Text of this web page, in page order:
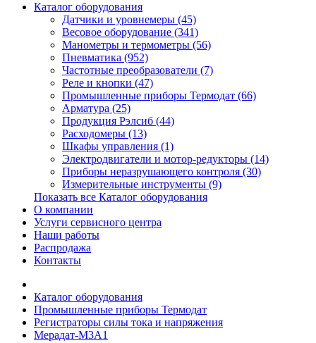
Каталог оборудования
Датчики и уровнемеры (45)
Весовое оборудование (341)
Манометры и термометры (56)
Пневматика (952)
Частотные преобразователи (7)
Реле и кнопки (47)
Промышленные приборы Термодат (66)
Арматура (25)
Продукция Рэлсиб (44)
Расходомеры (13)
Шкафы управления (1)
Электродвигатели и мотор-редукторы (14)
Приборы неразрушающего контроля (30)
Измерительные инструменты (9)
Показать все Каталог оборудования
О компании
Услуги сервисного центра
Наши работы
Распродажа
Контакты
Каталог оборудования
Промышленные приборы Термодат
Регистраторы силы тока и напряжения
Мерадат-М3А1